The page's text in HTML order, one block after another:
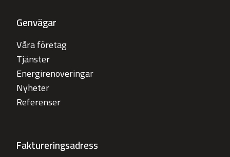
Genvägar
Våra företag
Tjänster
Energirenoveringar
Nyheter
Referenser
Faktureringsadress